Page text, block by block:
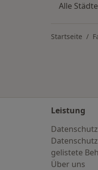
Alle Städte
Startseite
Leistung
gelistete
Über uns